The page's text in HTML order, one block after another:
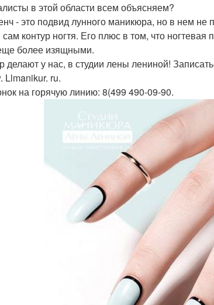
в этой области всем объясняем?
- это подвид лунного маникюра, но в нем не
контур ногтя. Его плюс в том, что ногтевая
более изящными.
делают у нас, в студии лены лениной!
Llmanikur. ru.
на горячую линию: 8(499 490-09-90.